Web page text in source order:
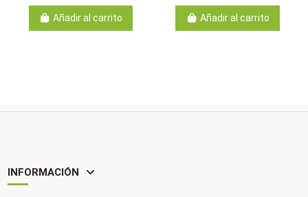
Añadir al carrito Añadir al carrito
INFORMACIÓN